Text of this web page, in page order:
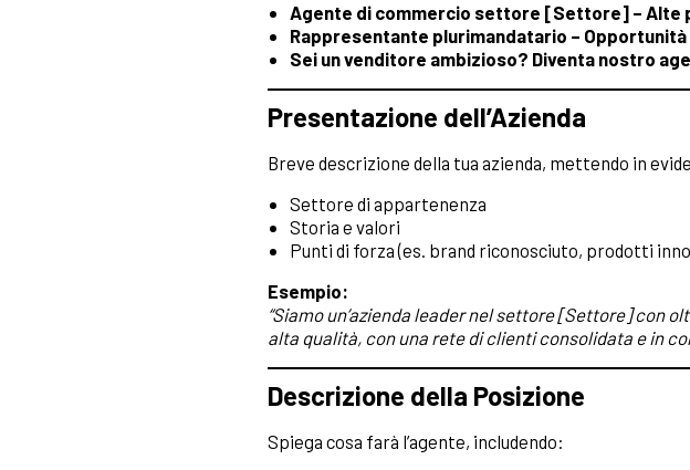
Agente di commercio settore [Settore] – Alte
Rappresentante plurimandatario –
Sei un venditore ambizioso? Diventa nostro
Presentazione dell’Azienda
Breve descrizione della tua azienda, mettendo in
Settore di appartenenza
Storia e valori
Punti di forza (es. brand riconosciuto, prodotti
Esempio:
“Siamo un’azienda leader nel settore [Settore] con
alta qualità, con una rete di clienti consolidata e in
Descrizione della Posizione
Spiega cosa farà l’agente, includendo: